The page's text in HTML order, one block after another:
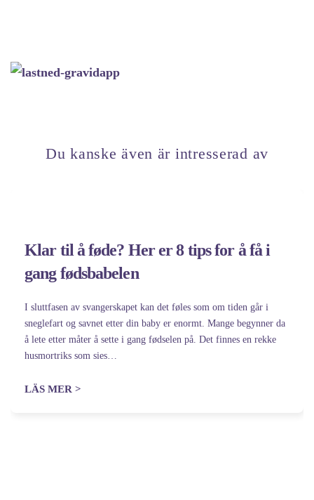
Du kanske även är intresserad av
Klar til å føde? Her er 8 tips for å få i
gang fødsbabelen
I sluttfasen av svangerskapet kan det føles som om tiden går i
sneglefart og savnet etter din baby er enormt. Mange begynner da
å lete etter måter å sette i gang fødselen på. Det finnes en rekke
husmortriks som sies…
LÄS MER >